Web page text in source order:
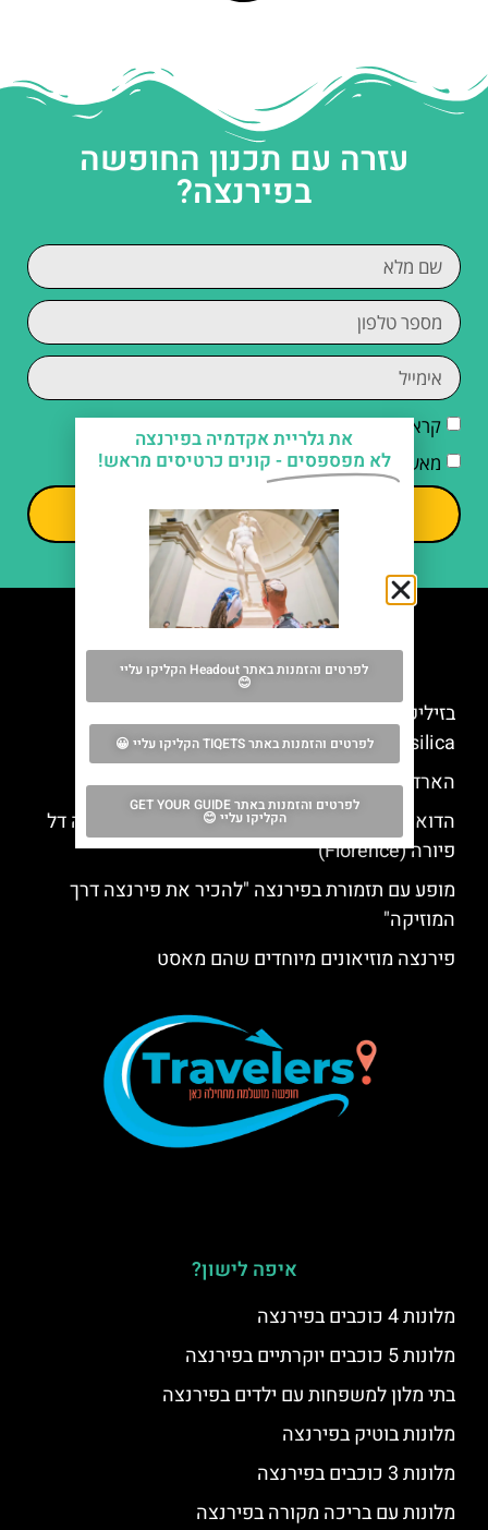
עזרה עם תכנון החופשה
בפירנצה?
קראתי והסכמתי למדיניות הפרטיות
מאשר/ת קבלת דיוור וחומרים פרסומיים
שליחה
מה אסור לפספס
Basilica
הארד רוק קפה פירנצה
הדואומו של פירנצה: כרטיס לקתדרלת סנטה מריה דל
פיורה (Florence)
מופע עם תזמורת בפירנצה "להכיר את פירנצה דרך
המוזיקה"
פירנצה מוזיאונים מיוחדים שהם מאסט
איפה לישון?
מלונות 4 כוכבים בפירנצה
מלונות 5 כוכבים יוקרתיים בפירנצה
בתי מלון למשפחות עם ילדים בפירנצה
מלונות בוטיק בפירנצה
מלונות 3 כוכבים בפירנצה
מלונות עם בריכה מקורה בפירנצה
את גלריית אקדמיה בפירנצה
לא מפספסים - קונים כרטיסים מראש!
לפרטים והזמנות באתר Headout הקליקו עליי
😊
לפרטים והזמנות באתר TIQETS הקליקו עליי 😀
לפרטים והזמנות באתר GET YOUR GUIDE
הקליקו עליי 😊